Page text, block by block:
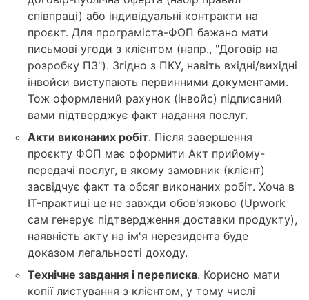
співпраці) або індивідуальні контракти на
проєкт. Для програміста-ФОП бажано мати
письмові угоди з клієнтом (напр., "Договір на
розробку ПЗ"). Згідно з ПКУ, навіть вхідні/вихідні
інвойси виступають первинними документами.
Тож оформлений рахунок (інвойс) підписаний
вами підтверджує факт надання послуг.
Акти виконаних робіт. Після завершення
проєкту ФОП має оформити Акт прийому-
передачі послуг, в якому замовник (клієнт)
засвідчує факт та обсяг виконаних робіт. Хоча в
IT-практиці це не завжди обов'язково (Upwork
сам генерує підтвердження доставки продукту),
наявність акту на ім'я нерезидента буде
доказом легальності доходу.
Технічне завдання і переписка. Корисно мати
копії листування з клієнтом, у тому числі